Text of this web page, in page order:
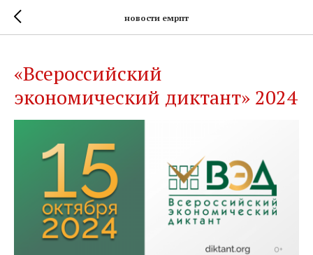
новости емрпт
«Всероссийский
экономический диктант» 2024